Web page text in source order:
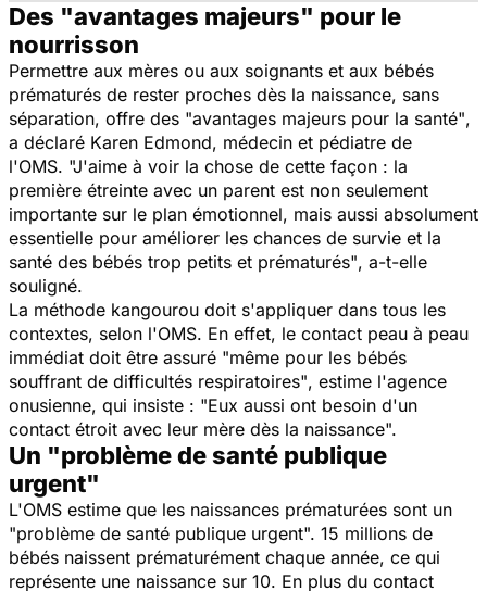
Des "avantages majeurs" pour le
nourrisson
Permettre aux mères ou aux soignants et aux bébés
prématurés de rester proches dès la naissance, sans
séparation, offre des "avantages majeurs pour la santé",
a déclaré Karen Edmond, médecin et pédiatre de
l'OMS. "J'aime à voir la chose de cette façon : la
première étreinte avec un parent est non seulement
importante sur le plan émotionnel, mais aussi absolument
essentielle pour améliorer les chances de survie et la
santé des bébés trop petits et prématurés", a-t-elle
souligné.
La méthode kangourou doit s'appliquer dans tous les
contextes, selon l'OMS. En effet, le contact peau à peau
immédiat doit être assuré "même pour les bébés
souffrant de difficultés respiratoires", estime l'agence
onusienne, qui insiste : "Eux aussi ont besoin d'un
contact étroit avec leur mère dès la naissance".
Un "problème de santé publique
urgent"
L'OMS estime que les naissances prématurées sont un
"problème de santé publique urgent". 15 millions de
bébés naissent prématurément chaque année, ce qui
représente une naissance sur 10. En plus du contact